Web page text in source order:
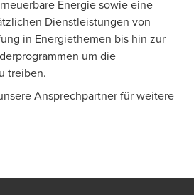
Energie sowie eine
Dienstleistungen von
in Energiethemen bis hin zur
um die
treiben.
Ansprechpartner für weitere